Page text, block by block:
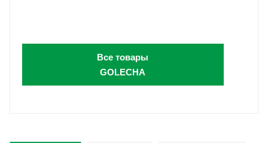
Все товары
GOLECHA